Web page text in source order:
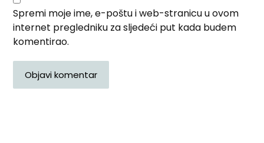
Spremi moje ime, e-poštu i web-stranicu u ovom
internet pregledniku za sljedeći put kada budem
komentirao.
Objavi komentar